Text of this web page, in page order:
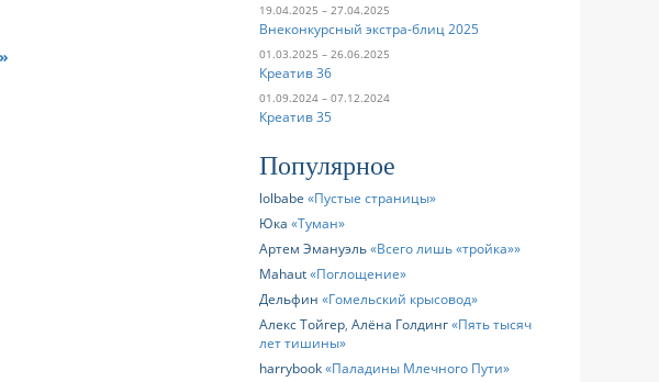
19.04.2025 – 27.04.2025
Внеконкурсный экстра-блиц 2025
01.03.2025 – 26.06.2025
Креатив 36
01.09.2024 – 07.12.2024
Креатив 35
Популярное
lolbabe Пустые страницы
Юка Туман
Артем Эмануэль Всего лишь «тройка»
Mahaut Поглощение
Дельфин Гомельский крысовод
Алекс Тойгер, Алёна Голдинг Пять тысяч
лет тишины
harrybook Паладины Млечного Пути